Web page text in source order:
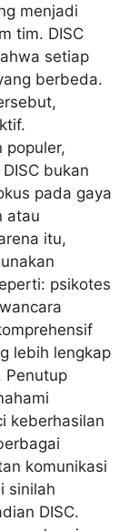
menjadi
tim. DISC
setiap
berbeda.
populer,
bukan
pada gaya
atau
itu,
psikotes
lebih lengkap
Penutup
keberhasilan
komunikasi
sinilah
DISC.